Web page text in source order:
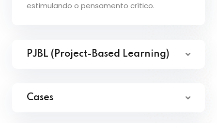
estimulando o pensamento crítico.
PJBL (Project-Based Learning)
Cases